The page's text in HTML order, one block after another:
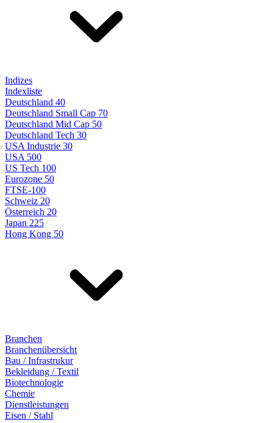
Indizes
Indexliste
Deutschland 40
Deutschland Small Cap 70
Deutschland Mid Cap 50
Deutschland Tech 30
USA Industrie 30
USA 500
US Tech 100
Eurozone 50
FTSE-100
Schweiz 20
Österreich 20
Japan 225
Hong Kong 50
Branchen
Branchenübersicht
Bau / Infrastrukur
Bekleidung / Textil
Biotechnologie
Chemie
Dienstleistungen
Eisen / Stahl